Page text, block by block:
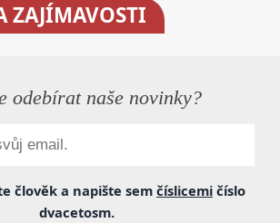
ZAJÍMAVOSTI
odebírat naše novinky?
člověk a napište sem číslicemi číslo
dvacetosm.